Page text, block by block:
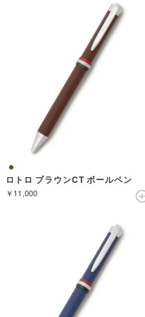
ロトロ ブラウンCT ボールペン
￥11,000